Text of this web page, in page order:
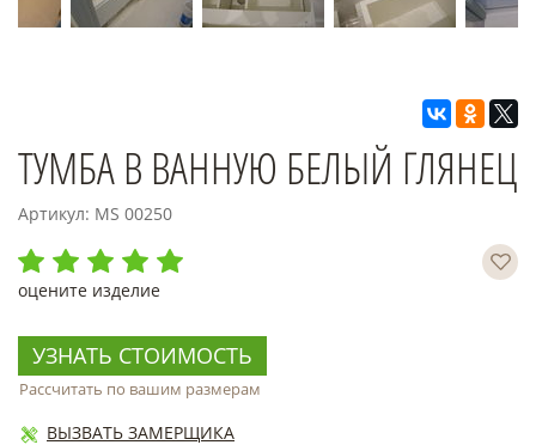
ТУМБА В ВАННУЮ БЕЛЫЙ ГЛЯНЕЦ
Артикул: MS 00250
оцените изделие
УЗНАТЬ СТОИМОСТЬ
Рассчитать по вашим размерам
ВЫЗВАТЬ ЗАМЕРЩИКА